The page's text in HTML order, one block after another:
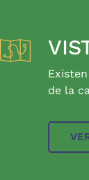
de la